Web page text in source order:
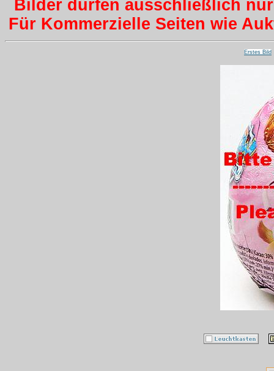
Bilder dürfen ausschließlich
Für Kommerzielle Seiten wie
Erstes Bild